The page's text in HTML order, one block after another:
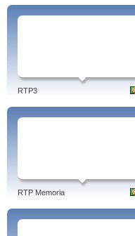
RTP3
RTP Memoria